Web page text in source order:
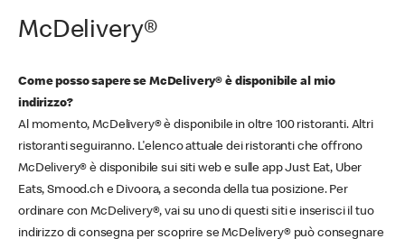
McDelivery®
Come posso sapere se McDelivery® è disponibile al mio
indirizzo?
Al momento, McDelivery® è disponibile in oltre 100 ristoranti. Altri
ristoranti seguiranno. L'elenco attuale dei ristoranti che offrono
McDelivery® è disponibile sui siti web e sulle app Just Eat, Uber
Eats, Smood.ch e Divoora, a seconda della tua posizione. Per
ordinare con McDelivery®, vai su uno di questi siti e inserisci il tuo
indirizzo di consegna per scoprire se McDelivery® può consegnare